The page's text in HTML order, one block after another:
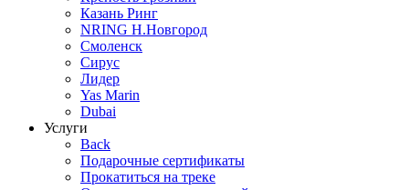
Казань Ринг
NRING Н.Новгород
Смоленск
Сирус
Лидер
Yas Marin
Dubai
Услуги
Back
Подарочные сертификаты
Прокатиться на треке